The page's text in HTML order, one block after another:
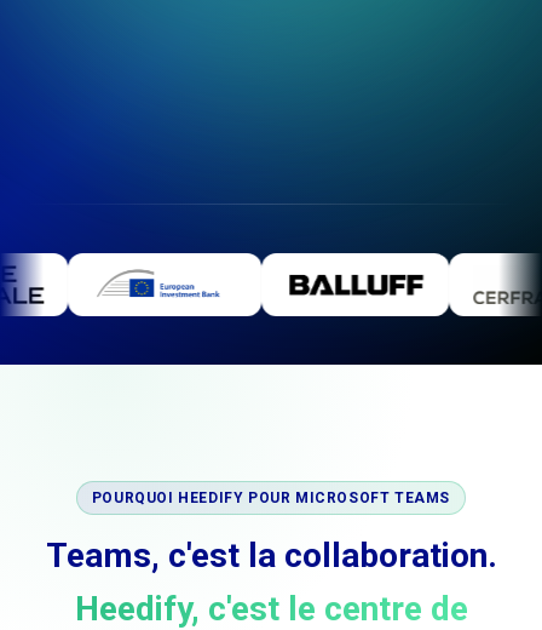
POURQUOI HEEDIFY POUR MICROSOFT TEAMS
Teams, c'est la collaboration.
Heedify, c'est le centre de